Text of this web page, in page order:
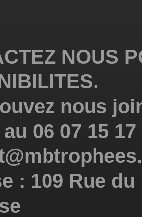
NOUS
nous
06 07 15
: 109 Rue